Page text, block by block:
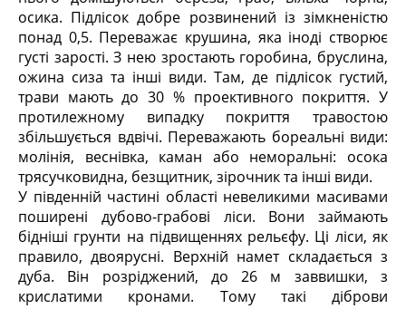
осика. Підлісок добре розвинений із зімкненістю
понад 0,5. Переважає крушина, яка іноді створює
густі зарості. З нею зростають горобина, бруслина,
ожина сиза та інші види. Там, де підлісок густий,
трави мають до 30 % проективного покриття. У
протилежному випадку покриття травостою
збільшується вдвічі. Переважають бореальні види:
молінія, веснівка, каман або неморальні: осока
трясучковидна, безщитник, зірочник та інші види.
У південній частині області невеликими масивами
поширені дубово-грабові ліси. Вони займають
бідніші грунти на підвищеннях рельєфу. Ці ліси, як
правило, двоярусні. Верхній намет складається з
дуба. Він розріджений, до 26 м заввишки, з
крислатими кронами. Тому такі діброви